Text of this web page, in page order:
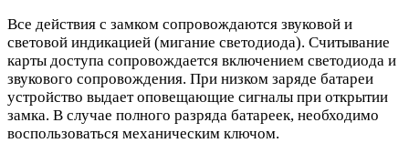
Все действия с замком сопровождаются звуковой и
световой индикацией (мигание светодиода). Считывание
карты доступа сопровождается включением светодиода и
звукового сопровождения. При низком заряде батареи
устройство выдает оповещающие сигналы при открытии
замка. В случае полного разряда батареек, необходимо
воспользоваться механическим ключом.